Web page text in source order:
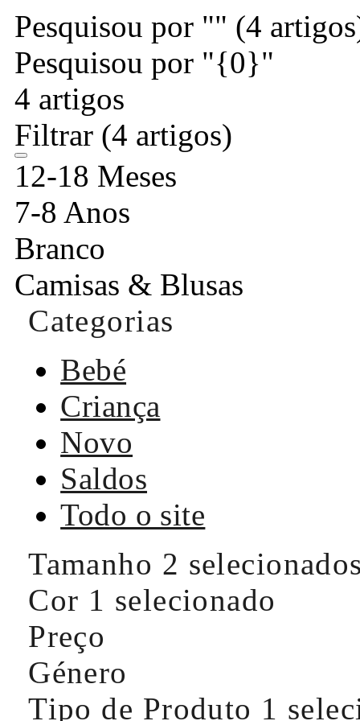
Pesquisou por "" (4
Pesquisou por "{0}"
4 artigos
Filtrar (4 artigos)
12-18 Meses
7-8 Anos
Branco
Camisas & Blusas
Categorias
Bebé
Criança
Novo
Saldos
Todo o site
Tamanho 2
Cor 1 selecionado
Preço
Género
Tipo de Produto 1